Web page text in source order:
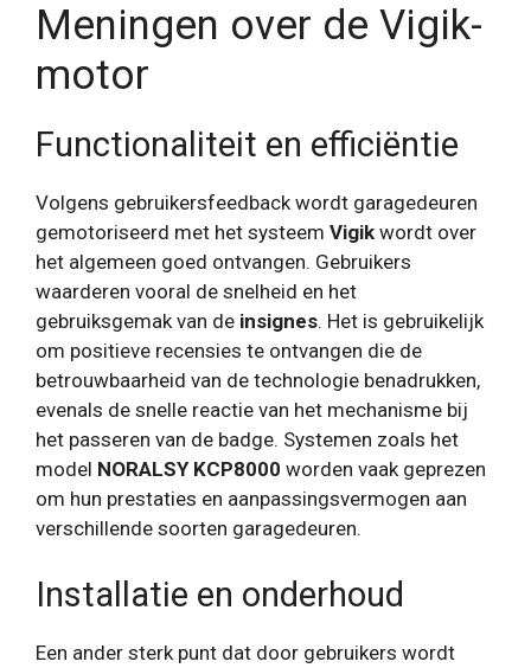
Meningen over de Vigik-
motor
Functionaliteit en efficiëntie
Volgens gebruikersfeedback wordt garagedeuren
gemotoriseerd met het systeem Vigik wordt over
het algemeen goed ontvangen. Gebruikers
waarderen vooral de snelheid en het
gebruiksgemak van de insignes. Het is gebruikelijk
om positieve recensies te ontvangen die de
betrouwbaarheid van de technologie benadrukken,
evenals de snelle reactie van het mechanisme bij
het passeren van de badge. Systemen zoals het
model NORALSY KCP8000 worden vaak geprezen
om hun prestaties en aanpassingsvermogen aan
verschillende soorten garagedeuren.
Installatie en onderhoud
Een ander sterk punt dat door gebruikers wordt